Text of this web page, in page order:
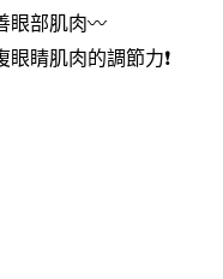
眼部肌肉〰️
睛肌肉的調節力❗️